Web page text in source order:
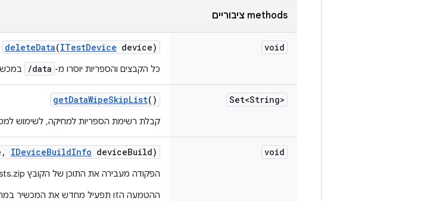
‫methods ציבוריים
void
deleteData(ITestDevice device)
כל הקבצים והספריות יוסרו מ- /data
Set<String>
getDataWipeSkipList()
קבלת רשימת הספריות למחיקה, לשימוש
void
, IDeviceBuildInfo deviceBuild)
הפקודה מעבירה את התוכן של הקובץ tests.zip למחיצת הנתונים של המכשיר.
ההטמעה הזו תפעיל מחדש את המכשיר